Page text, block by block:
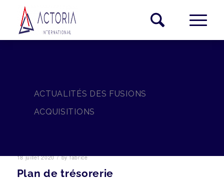
ACTUALITÉS DES FUSIONS
ACQUISITIONS
18 juillet 2020 / byfabrice
Plan de trésorerie